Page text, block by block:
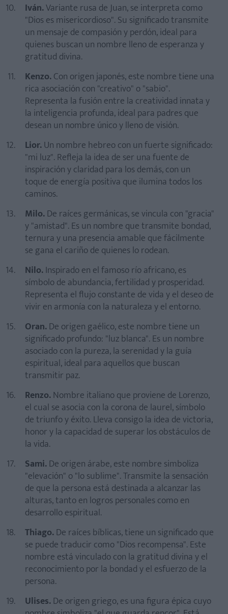
Iván.Variante rusa de Juan, se interpreta como
"Dios es misericordioso". Su significado transmite
un mensaje de compasión y perdón, ideal para
quienes buscan un nombre lleno de esperanza y
gratitud divina.
Kenzo.Con origen japonés, este nombre tiene una
rica asociación con "creativo" o "sabio".
Representa la fusión entre la creatividad innata y
la inteligencia profunda, ideal para padres que
desean un nombre único y lleno de visión.
Lior.Un nombre hebreo con un fuerte significado:
"mi luz". Refleja la idea de ser una fuente de
inspiración y claridad para los demás, con un
toque de energía positiva que ilumina todos los
caminos.
Milo.De raíces germánicas, se vincula con "gracia"
y "amistad". Es un nombre que transmite bondad,
ternura y una presencia amable que fácilmente
se gana el cariño de quienes lo rodean.
Nilo.Inspirado en el famoso río africano, es
símbolo de abundancia, fertilidad y prosperidad.
Representa el flujo constante de vida y el deseo de
vivir en armonía con la naturaleza y el entorno.
Oran.De origen gaélico, este nombre tiene un
significado profundo: "luz blanca". Es un nombre
asociado con la pureza, la serenidad y la guía
espiritual, ideal para aquellos que buscan
transmitir paz.
Renzo.Nombre italiano que proviene de Lorenzo,
el cual se asocia con la corona de laurel, símbolo
de triunfo y éxito. Lleva consigo la idea de victoria,
honor y la capacidad de superar los obstáculos de
la vida.
Sami.De origen árabe, este nombre simboliza
"elevación" o "lo sublime". Transmite la sensación
de que la persona está destinada a alcanzar las
alturas, tanto en logros personales como en
desarrollo espiritual.
Thiago.De raíces bíblicas, tiene un significado que
se puede traducir como "Dios recompensa". Este
nombre está vinculado con la gratitud divina y el
reconocimiento por la bondad y el esfuerzo de la
persona.
Ulises.De origen griego, es una figura épica cuyo